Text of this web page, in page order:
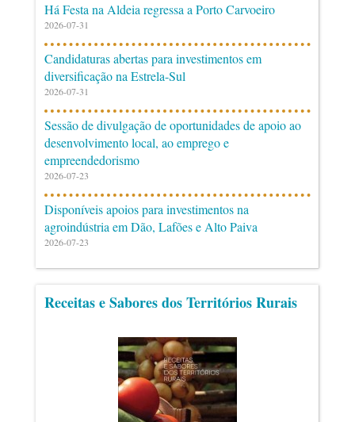
Há Festa na Aldeia regressa a Porto Carvoeiro
2026-07-31
Candidaturas abertas para investimentos em
diversificação na Estrela-Sul
2026-07-31
Sessão de divulgação de oportunidades de apoio ao
desenvolvimento local, ao emprego e
empreendedorismo
2026-07-23
Disponíveis apoios para investimentos na
agroindústria em Dão, Lafões e Alto Paiva
2026-07-23
Receitas e Sabores dos Territórios Rurais